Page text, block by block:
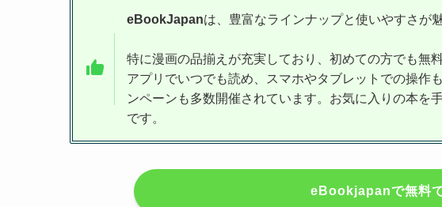
eBookJapanは、豊富なラインナップと使いやすさが
特に漫画の品揃えが充実しており、初めての方でも無
アプリでいつでも読め、スマホやタブレットでの操作
ンペーンも多数開催されています。お気に入りの本を
です。
eBookjapanで無料